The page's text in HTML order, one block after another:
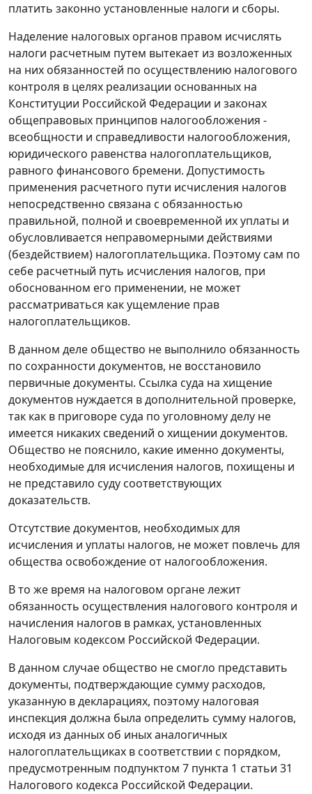
платить законно установленные налоги и сборы.
Наделение налоговых органов правом исчислять
налоги расчетным путем вытекает из возложенных
на них обязанностей по осуществлению налогового
контроля в целях реализации основанных на
Конституции Российской Федерации и законах
общеправовых принципов налогообложения -
всеобщности и справедливости налогообложения,
юридического равенства налогоплательщиков,
равного финансового бремени. Допустимость
применения расчетного пути исчисления налогов
непосредственно связана с обязанностью
правильной, полной и своевременной их уплаты и
обусловливается неправомерными действиями
(бездействием) налогоплательщика. Поэтому сам по
себе расчетный путь исчисления налогов, при
обоснованном его применении, не может
рассматриваться как ущемление прав
налогоплательщиков.
В данном деле общество не выполнило обязанность
по сохранности документов, не восстановило
первичные документы. Ссылка суда на хищение
документов нуждается в дополнительной проверке,
так как в приговоре суда по уголовному делу не
имеется никаких сведений о хищении документов.
Общество не пояснило, какие именно документы,
необходимые для исчисления налогов, похищены и
не представило суду соответствующих
доказательств.
Отсутствие документов, необходимых для
исчисления и уплаты налогов, не может повлечь для
общества освобождение от налогообложения.
В то же время на налоговом органе лежит
обязанность осуществления налогового контроля и
начисления налогов в рамках, установленных
Налоговым кодексом Российской Федерации.
В данном случае общество не смогло представить
документы, подтверждающие сумму расходов,
указанную в декларациях, поэтому налоговая
инспекция должна была определить сумму налогов,
исходя из данных об иных аналогичных
налогоплательщиках в соответствии с порядком,
предусмотренным подпунктом 7 пункта 1 статьи 31
Налогового кодекса Российской Федерации.